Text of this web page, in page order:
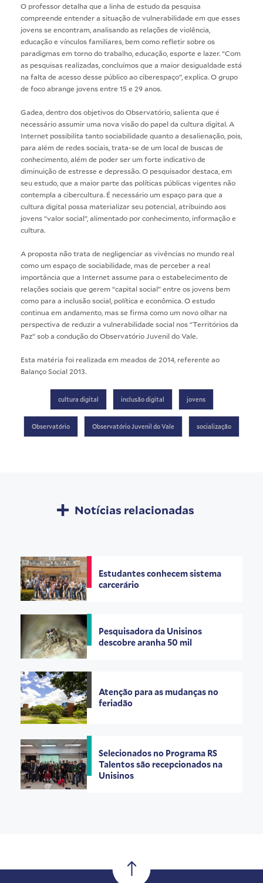
O professor detalha que a linha de estudo da pesquisa
compreende entender a situação de vulnerabilidade em que esses
jovens se encontram, analisando as relações de violência,
educação e vínculos familiares, bem como refletir sobre os
paradigmas em torno do trabalho, educação, esporte e lazer. “Com
as pesquisas realizadas, concluímos que a maior desigualdade está
na falta de acesso desse público ao ciberespaço”, explica. O grupo
de foco abrange jovens entre 15 e 29 anos.
Gadea, dentro dos objetivos do Observatório, salienta que é
necessário assumir uma nova visão do papel da cultura digital. A
Internet possibilita tanto sociabilidade quanto a desalienação, pois,
para além de redes sociais, trata-se de um local de buscas de
conhecimento, além de poder ser um forte indicativo de
diminuição de estresse e depressão. O pesquisador destaca, em
seu estudo, que a maior parte das políticas públicas vigentes não
contempla a cibercultura. É necessário um espaço para que a
cultura digital possa materializar seu potencial, atribuindo aos
jovens “valor social”, alimentado por conhecimento, informação e
cultura.
A proposta não trata de negligenciar as vivências no mundo real
como um espaço de sociabilidade, mas de perceber a real
importância que a Internet assume para o estabelecimento de
relações sociais que gerem “capital social” entre os jovens bem
como para a inclusão social, política e econômica. O estudo
continua em andamento, mas se firma como um novo olhar na
perspectiva de reduzir a vulnerabilidade social nos “Territórios da
Paz” sob a condução do Observatório Juvenil do Vale.
Esta matéria foi realizada em meados de 2014, referente ao
Balanço Social 2013.
cultura digital inclusão digital jovens
Observatório Observatório Juvenil do Vale socialização
Notícias relacionadas
Estudantes conhecem sistema
carcerário
Pesquisadora da Unisinos
descobre aranha 50 mil
Atenção para as mudanças no
feriadão
Selecionados no Programa RS
Talentos são recepcionados na
Unisinos